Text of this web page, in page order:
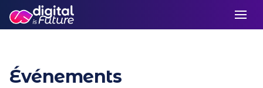
Événements